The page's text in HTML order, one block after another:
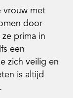
vrouw met
door
prima in
een
zich veilig en
is altijd